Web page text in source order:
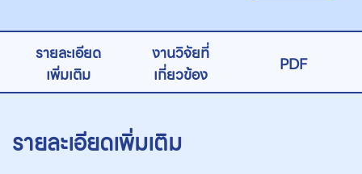
รายละเอียด
เพิ่มเติม
งานวิจัยที่
เกี่ยวข้อง
PDF
รายละเอียดเพิ่มเติม